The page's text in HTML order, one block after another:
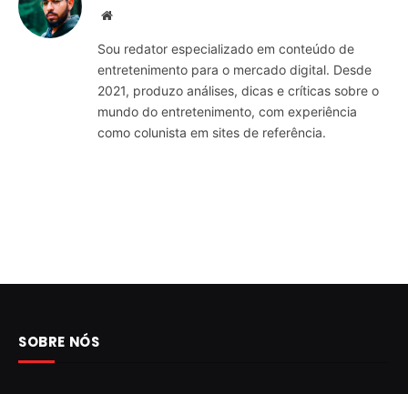
Website
Sou redator especializado em conteúdo de
entretenimento para o mercado digital. Desde
2021, produzo análises, dicas e críticas sobre o
mundo do entretenimento, com experiência
como colunista em sites de referência.
SOBRE NÓS